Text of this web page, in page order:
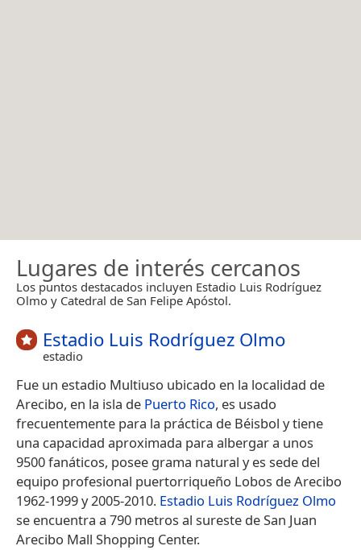
Lugares de interés cercanos
Los puntos destacados incluyen Estadio Luis Rodríguez
Olmo y Catedral de San Felipe Apóstol.
Estadio Luis Rodríguez Olmo
estadio
Fue un estadio Multiuso ubicado en la localidad de
Arecibo, en la isla de Puerto Rico, es usado
frecuentemente para la práctica de Béisbol y tiene
una capacidad aproximada para albergar a unos
9500 fanáticos, posee grama natural y es sede del
equipo profesional puertorriqueño Lobos de Arecibo
1962-1999 y 2005-2010. Estadio Luis Rodríguez Olmo
se encuentra a 790 metros al sureste de San Juan
Arecibo Mall Shopping Center.